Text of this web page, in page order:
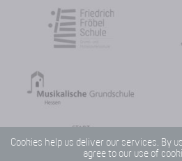
Cookies help us deliver our services. By
agree to our use of